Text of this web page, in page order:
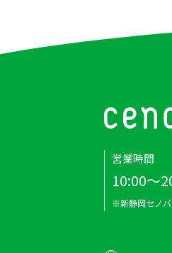
営業時間
10:00～
※新静岡セノ